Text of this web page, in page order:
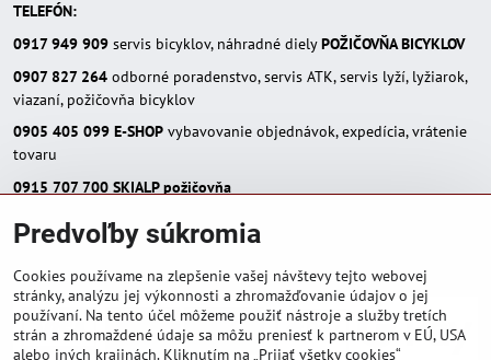
TELEFÓN:
0917 949 909 servis bicyklov, náhradné dielyPOŽIČOVŇA BICYKLOV
0907 827 264 odborné poradenstvo, servis ATK, servis lyží, lyžiarok,
viazaní, požičovňa bicyklov
0905 405 099 E-SHOP vybavovanie objednávok, expedícia, vrátenie
tovaru
0915 707 700 SKIALP požičovňa
E-MAIL:
eshop(zavináč)skialpinista.sk
pisosport(zavináč)pisosport.sk
Predvoľby súkromia
Cookies používame na zlepšenie vašej návštevy tejto webovej
stránky, analýzu jej výkonnosti a zhromažďovanie údajov o jej
používaní. Na tento účel môžeme použiť nástroje a služby tretích
strán a zhromaždené údaje sa môžu preniesť k partnerom v EÚ, USA
alebo iných krajinách. Kliknutím na „Prijať všetky cookies“